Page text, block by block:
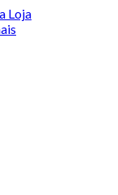
Loja